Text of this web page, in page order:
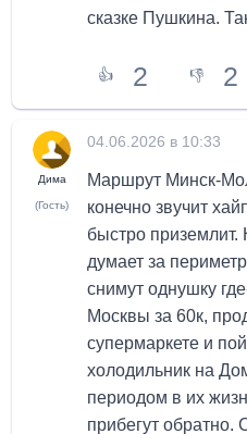
сказке Пушкина.
👍 2 👎 2
Дима
(Гость)
04.06.2026 в 10:33
Маршрут Минск-
конечно звучит
быстро приземлит.
думает за
снимут однушку
Москвы за 60к,
супермаркете и
холодильник на
периодом в их
прибегут обратно.